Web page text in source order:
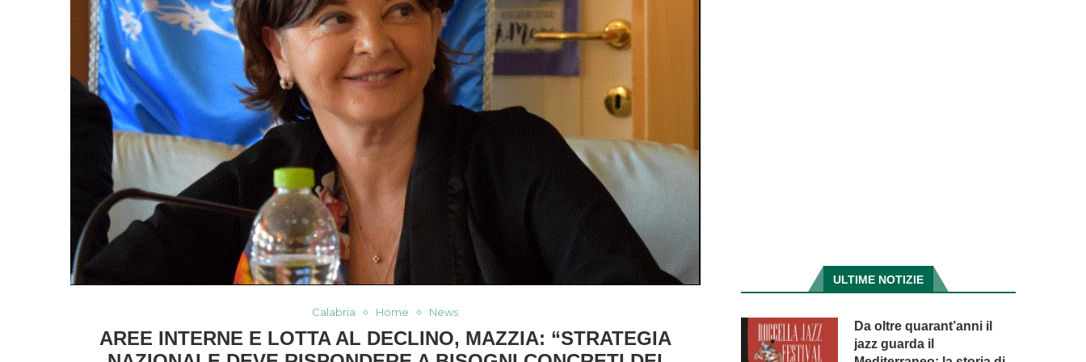
Calabria Home News
AREE INTERNE E LOTTA AL DECLINO, MAZZIA: “STRATEGIA
ULTIME NOTIZIE
Da oltre quarant’anni il
jazz guarda il